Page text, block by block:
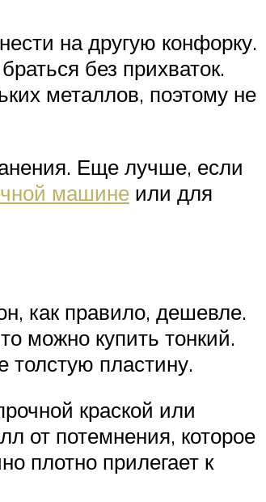
на другую конфорку.
без прихваток.
металлов, поэтому не
Еще лучше, если
машине или для
как правило, дешевле.
можно купить тонкий.
толстую пластину.
краской или
от потемнения, которое
плотно прилегает к